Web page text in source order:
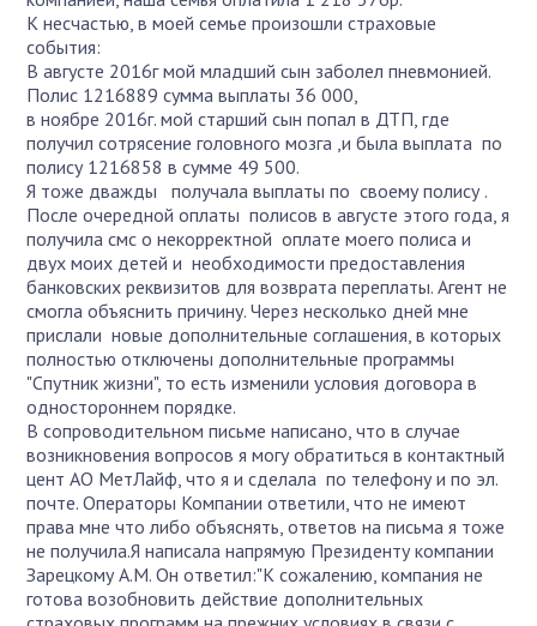
К несчастью, в моей семье произошли страховые
события:
В августе 2016г мой младший сын заболел пневмонией.
Полис 1216889 сумма выплаты 36 000,
в ноябре 2016г. мой старший сын попал в ДТП, где
получил сотрясение головного мозга ,и была выплата по
полису 1216858 в сумме 49 500.
Я тоже дважды получала выплаты по своему полису .
После очередной оплаты полисов в августе этого года, я
получила смс о некорректной оплате моего полиса и
двух моих детей и необходимости предоставления
банковских реквизитов для возврата переплаты. Агент не
смогла объяснить причину. Через несколько дней мне
прислали новые дополнительные соглашения, в которых
полностью отключены дополнительные программы
"Спутник жизни", то есть изменили условия договора в
одностороннем порядке.
В сопроводительном письме написано, что в случае
возникновения вопросов я могу обратиться в контактный
цент АО МетЛайф, что я и сделала по телефону и по эл.
почте. Операторы Компании ответили, что не имеют
права мне что либо объяснять, ответов на письма я тоже
не получила.Я написала напрямую Президенту компании
Зарецкому А.М. Он ответил:"К сожалению, компания не
готова возобновить действие дополнительных